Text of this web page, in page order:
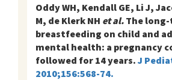
Oddy WH, Kendall GE, Li J,
M, de Klerk NH et al. The
breastfeeding on child and
mental health: a pregnancy
followed for 14 years. J
2010;156:568-74.